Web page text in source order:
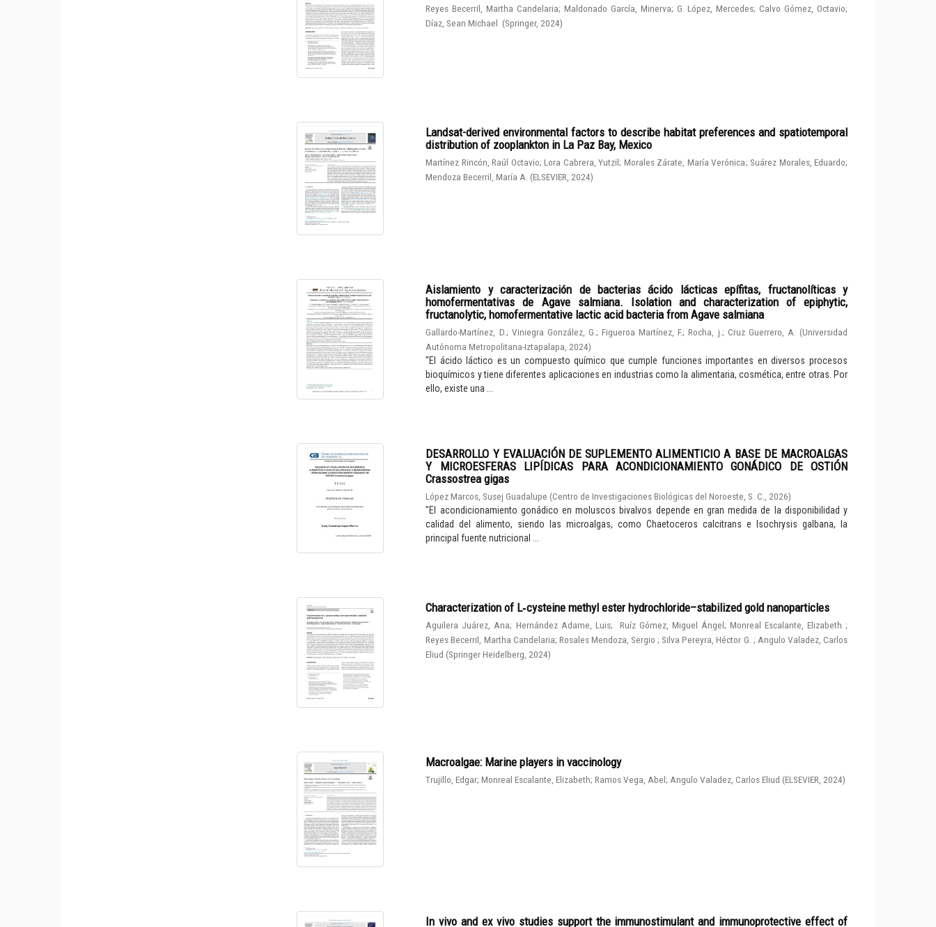
Reyes Becerril, Martha Candelaria; Maldonado García, Minerva; G. López, Mercedes;Calvo Gómez, Octavio;
Díaz, Sean Michael (Springer, 2024)
Landsat-derived environmental factors to describe habitat preferences and spatiotemporal
distribution of zooplankton in La Paz Bay, Mexico
Martínez Rincón, Raúl Octavio;Lora Cabrera, Yutzil; Morales Zárate, María Verónica; Suárez Morales, Eduardo;
Mendoza Becerril, María A. (ELSEVIER, 2024)
Aislamiento y caracterización de bacterias ácido lácticas epífitas, fructanolíticas y
homofermentativas de Agave salmiana. Isolation and characterization of epiphytic,
fructanolytic, homofermentative lactic acid bacteria from Agave salmiana
Gallardo-Martínez, D.; Viniegra González, G. ; Figueroa Martínez, F.;Rocha, j. ; Cruz Guerrero, A. (Universidad
Autónoma Metropolitana-Iztapalapa 2024)
"El ácido láctico es un compuesto químico que cumple funciones importantes en diversos procesos
bioquímicos y tiene diferentes aplicaciones en industrias como la alimentaria, cosmética, entre otras. Por
ello, existe una ...
DESARROLLO Y EVALUACIÓN DE SUPLEMENTO ALIMENTICIO A BASE DE MACROALGAS
Y MICROESFERAS LIPÍDICAS PARA ACONDICIONAMIENTO GONÁDICO DE OSTIÓN
Crassostrea gigas
López Marcos, Susej Guadalupe (Centro de Investigaciones Biológicas del Noroeste, S. C., 2026)
"El acondicionamiento gonádico en moluscos bivalvos depende en gran medida de la disponibilidad y
calidad del alimento, siendo las microalgas, como Chaetoceros calcitrans e Isochrysis galbana, la
principal fuente nutricional ...
Characterization of L‑cysteine methyl ester hydrochloride–stabilized gold nanoparticles
Aguilera Juárez, Ana; Hernández Adame, Luis; Ruíz Gómez, Miguel Ángel; Monreal Escalante, Elizabeth;
Reyes Becerril, Martha Candelaria; Rosales Mendoza, Sergio; Silva Pereyra, Héctor G. ; Angulo Valadez, Carlos
Eliud (Springer Heidelberg, 2024)
Macroalgae: Marine players in vaccinology
Trujillo, Edgar;Monreal Escalante, Elizabeth;Ramos Vega, Abel; Angulo Valadez, Carlos Eliud (ELSEVIER 2024)
In vivo and ex vivo studies support the immunostimulant and immunoprotective effect of